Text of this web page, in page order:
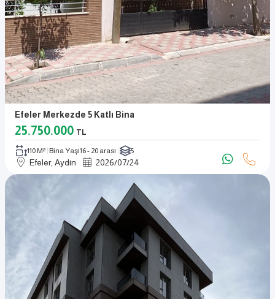
Efeler Merkezde 5 Katlı Bina
25.750.000 TL
110 M² Bina Yaşı16 - 20 arası 5
Efeler, Aydın 2026/07/24